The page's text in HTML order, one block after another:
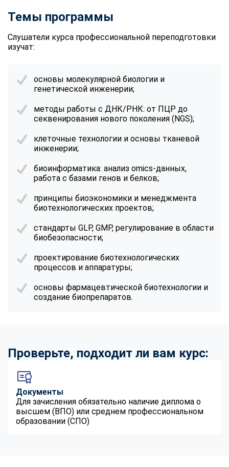
Темы программы
Слушатели курса профессиональной переподготовки
изучат:
основы молекулярной биологии и
генетической инженерии;
методы работы с ДНК/РНК: от ПЦР до
секвенирования нового поколения (NGS);
клеточные технологии и основы тканевой
инженерии;
биоинформатика: анализ omics-данных,
работа с базами генов и белков;
принципы биоэкономики и менеджмента
биотехнологических проектов;
стандарты GLP, GMP, регулирование в области
биобезопасности;
проектирование биотехнологических
процессов и аппаратуры;
основы фармацевтической биотехнологии и
создание биопрепаратов.
Проверьте, подходит ли вам курс:
Документы
Для зачисления обязательно наличие диплома о
высшем (ВПО) или среднем профессиональном
образовании (СПО)